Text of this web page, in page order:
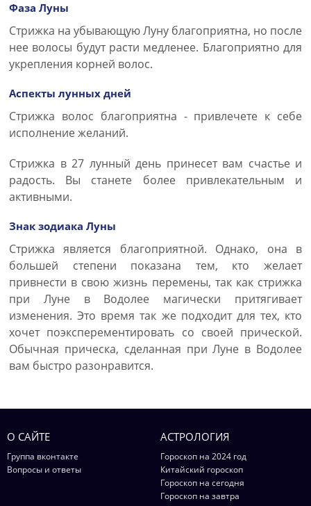
Фаза Луны
Стрижка на убывающую Луну благоприятна, но после
нее волосы будут расти медленее. Благоприятно для
укрепления корней волос.
Аспекты лунных дней
Стрижка волос благоприятна - привлечете к себе
исполнение желаний.
Стрижка в 27 лунный день принесет вам счастье и
радость. Вы станете более привлекательным и
активными.
Знак зодиака Луны
Стрижка является благоприятной. Однако, она в
большей степени показана тем, кто желает
привнести в свою жизнь перемены, так как стрижка
при Луне в Водолее магически притягивает
изменения. Это время так же подходит для тех, кто
хочет поэксперементировать со своей прической.
Обычная прическа, сделанная при Луне в Водолее
вам быстро разонравится.
О САЙТЕ
Группа вконтакте
Вопросы и ответы
АСТРОЛОГИЯ
Гороскоп на 2024 год
Китайский гороскоп
Гороскоп на сегодня
Гороскоп на завтра